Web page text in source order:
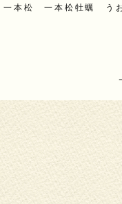
一本松 一本松牡蠣 うお